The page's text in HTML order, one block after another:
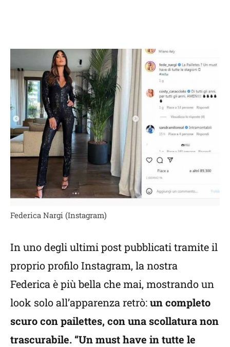
Federica Nargi (Instagram)
In uno degli ultimi post pubblicati tramite il
proprio profilo Instagram, la nostra
Federica è più bella che mai, mostrando un
look solo all’apparenza retrò:un completo
scuro con pailettes, con una scollatura non
trascurabile. “Un must have in tutte le